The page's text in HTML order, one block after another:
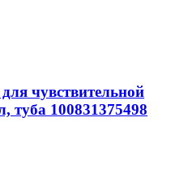
чувствительной
туба 100831375498